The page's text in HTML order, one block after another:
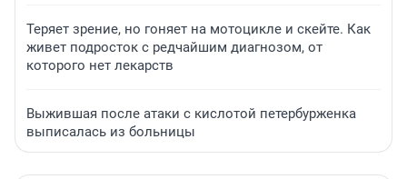
Теряет зрение, но гоняет на мотоцикле и скейте. Как
живет подросток с редчайшим диагнозом, от
которого нет лекарств
Выжившая после атаки с кислотой петербурженка
выписалась из больницы